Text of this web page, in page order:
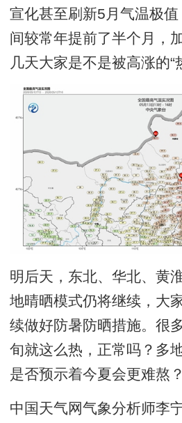
宣化甚至刷新5月气温极
间较常年提前了半个月，
几天大家是不是被高涨的“
明后天，东北、华北、黄
地晴晒模式仍将继续，大
续做好防暑防晒措施。很
旬就这么热，正常吗？多
是否预示着今夏会更难熬
中国天气网气象分析师李